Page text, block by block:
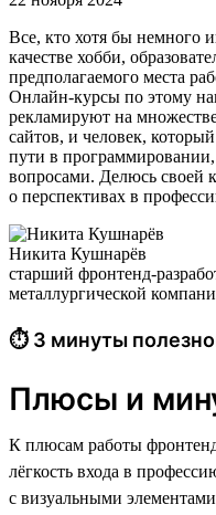
Все, кто хотя бы немного
качестве хобби,
предполагаемого места
Онлайн-курсы по этому
рекламируют на
сайтов, и человек,
пути в программировании,
вопросами. Делюсь своей
о перспективах в
Никита Кушнарёв
старший фронтенд-
металлургической
⏱ 3 минуты
Плюсы и
К плюсам работы
лёгкость входа в
с визуальными